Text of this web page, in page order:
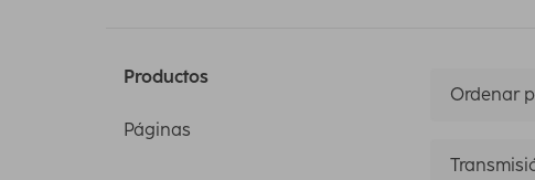
Productos
Páginas
Ordenar